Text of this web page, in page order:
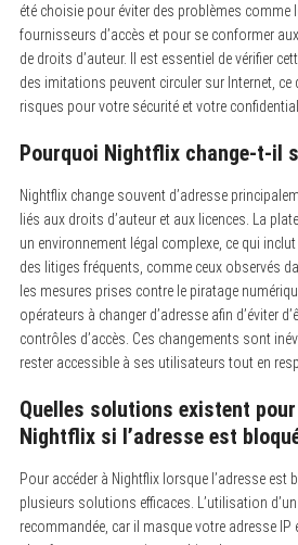
été choisie pour éviter des problèmes comme
fournisseurs d’accès et pour se conformer
de droits d’auteur. Il est essentiel de vérifier
des imitations peuvent circuler sur Internet, ce
risques pour votre sécurité et votre
Pourquoi Nightflix change-t-il
Nightflix change souvent d’adresse
liés aux droits d’auteur et aux licences. La
un environnement légal complexe, ce qui
des litiges fréquents, comme ceux observés
les mesures prises contre le piratage
opérateurs à changer d’adresse afin d’éviter
contrôles d’accès. Ces changements sont
rester accessible à ses utilisateurs tout en
Quelles solutions existent
Nightflix si l’adresse est
Pour accéder à Nightflix lorsque l’adresse est
plusieurs solutions efficaces. L’utilisation
recommandée, car il masque votre adresse IP